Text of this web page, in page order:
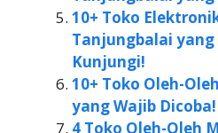
10+ Toko
Tanjungbalai yang
Kunjungi!
10+ Toko Oleh-
yang Wajib Dicoba!
4 Toko Oleh-Oleh